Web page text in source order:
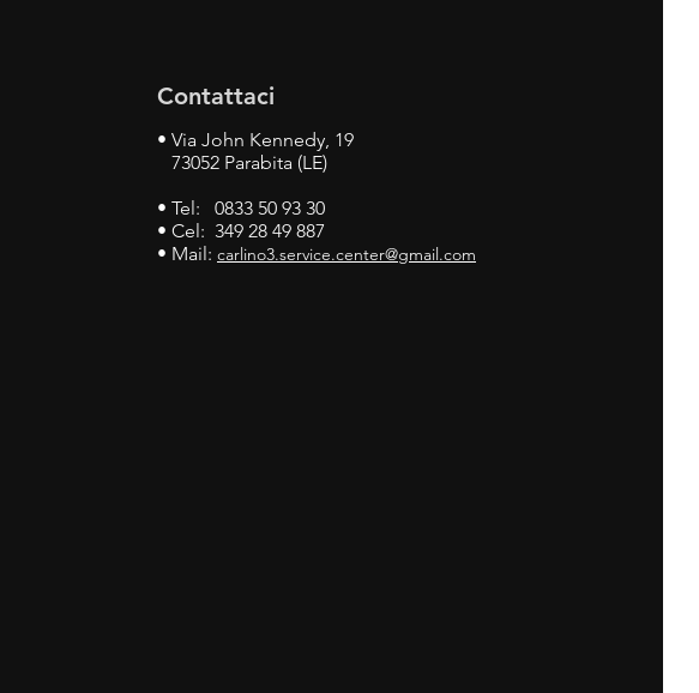
Contattaci
• Via John Kennedy, 19
73052 Parabita (LE)
• Tel: 0833 50 93 30
• Cel: 349 28 49 887
• Mail: carlino3.service.center@gmail.com